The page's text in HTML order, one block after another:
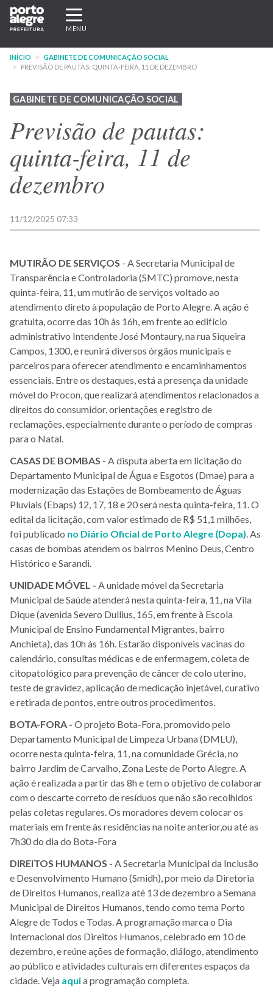
Pular
para
conteúdo
principal
Expandir/recolher
navegação
MENU
INÍCIO
GABINETE DE COMUNICAÇÃO SOCIAL
PREVISÃO DE PAUTAS: QUINTA-FEIRA, 11 DE DEZEMBRO
GABINETE DE COMUNICAÇÃO SOCIAL
Previsão de pautas:
quinta-feira, 11 de
dezembro
11/12/2025 07:33
MUTIRÃO DE SERVIÇOS - A Secretaria Municipal de
Transparência e Controladoria (SMTC) promove, nesta
quinta-feira, 11, um mutirão de serviços voltado ao
atendimento direto à população de Porto Alegre. A ação é
gratuita, ocorre das 10h às 16h, em frente ao edifício
administrativo Intendente José Montaury, na rua Siqueira
Campos, 1300, e reunirá diversos órgãos municipais e
parceiros para oferecer atendimento e encaminhamentos
essenciais. Entre os destaques, está a presença da unidade
móvel do Procon, que realizará atendimentos relacionados a
direitos do consumidor, orientações e registro de
reclamações, especialmente durante o período de compras
para o Natal.
CASAS DE BOMBAS - A disputa aberta em licitação do
Departamento Municipal de Água e Esgotos (Dmae) para a
modernização das Estações de Bombeamento de Águas
Pluviais (Ebaps) 12, 17, 18 e 20 será nesta quinta-feira, 11. O
edital da licitação, com valor estimado de R$ 51,1 milhões,
foi publicado no Diário Oficial de Porto Alegre (Dopa) . As
casas de bombas atendem os bairros Menino Deus, Centro
Histórico e Sarandi.
UNIDADE MÓVEL - A unidade móvel da Secretaria
Municipal de Saúde atenderá nesta quinta-feira, 11, na Vila
Dique (avenida Severo Dullius, 165, em frente à Escola
Municipal de Ensino Fundamental Migrantes, bairro
Anchieta), das 10h às 16h. Estarão disponíveis vacinas do
calendário, consultas médicas e de enfermagem, coleta de
citopatológico para prevenção de câncer de colo uterino,
teste de gravidez, aplicação de medicação injetável, curativo
e retirada de pontos, entre outros procedimentos.
BOTA-FORA - O projeto Bota-Fora, promovido pelo
Departamento Municipal de Limpeza Urbana (DMLU),
ocorre nesta quinta-feira, 11, na comunidade Grécia, no
bairro Jardim de Carvalho, Zona Leste de Porto Alegre. A
ação é realizada a partir das 8h e tem o objetivo de colaborar
com o descarte correto de resíduos que não são recolhidos
pelas coletas regulares. Os moradores devem colocar os
materiais em frente às residências na noite anterior,ou até as
7h30 do dia do Bota-Fora
DIREITOS HUMANOS - A Secretaria Municipal da Inclusão
e Desenvolvimento Humano (Smidh), por meio da Diretoria
de Direitos Humanos, realiza até 13 de dezembro a Semana
Municipal de Direitos Humanos, tendo como tema Porto
Alegre de Todos e Todas. A programação marca o Dia
Internacional dos Direitos Humanos, celebrado em 10 de
dezembro, e reúne ações de formação, diálogo, atendimento
ao público e atividades culturais em diferentes espaços da
cidade. Veja aquia programação completa.